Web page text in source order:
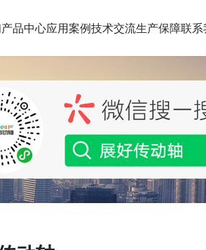
产品中心应用案例技术交流生产保障联系